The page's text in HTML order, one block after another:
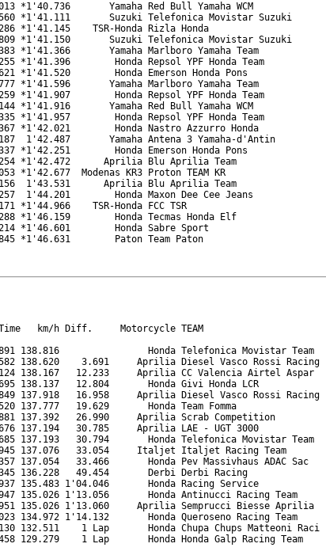
Yamaha Red Bull Yamaha WCM
*1'41.111       Suzuki Telefonica Movistar Suzuki
*1'41.145    TSR-Honda Rizla Honda
*1'41.150       Suzuki Telefonica Movistar Suzuki
Yamaha Marlboro Yamaha Team
*1'41.396        Honda Repsol YPF Honda Team
*1'41.520        Honda Emerson Honda Pons
Yamaha Marlboro Yamaha Team
Honda Repsol YPF Honda Team
Yamaha Red Bull Yamaha WCM
*1'41.957        Honda Repsol YPF Honda Team
*1'42.021        Honda Nastro Azzurro Honda
1'42.487       Yamaha Antena 3 Yamaha-d'Antin
*1'42.251        Honda Emerson Honda Pons
*1'42.472      Aprilia Blu Aprilia Team
Modenas KR3 Proton TEAM KR
1'43.531      Aprilia Blu Aprilia Team
1'44.201        Honda Maxon Dee Cee Jeans
*1'44.966    TSR-Honda FCC TSR
*1'46.159        Honda Tecmas Honda Elf
*1'46.601        Honda Sabre Sport
*1'46.631        Paton Team Paton
km/h Diff.     Motorcycle TEAM
138.816                Honda Telefonica Movistar Team
138.620    3.691     Aprilia Diesel Vasco Rossi Racing
138.167   12.233     Aprilia CC Valencia Airtel Aspar
138.137   12.804       Honda Givi Honda LCR
137.918   16.958     Aprilia Diesel Vasco Rossi Racing
19.629       Honda Team Fomma
137.392   26.990     Aprilia Scrab Competition
137.194   30.785     Aprilia LAE - UGT 3000
137.193   30.794       Honda Telefonica Movistar Team
137.076   33.054     Italjet Italjet Racing Team
137.054   33.466       Honda Pev Massivhaus ADAC Sac
136.228   49.454       Derbi Derbi Racing
135.483 1'04.046       Honda Racing Service
135.026 1'13.056       Honda Antinucci Racing Team
135.026 1'13.060     Aprilia Semprucci Biesse Aprilia
134.972 1'14.132       Honda Queroseno Racing Team
132.511    1 Lap       Honda Chupa Chups Matteoni Raci
129.279    1 Lap       Honda Honda Galp Racing Team